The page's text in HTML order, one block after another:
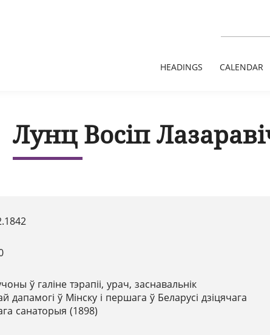
HEADINGS CALENDAR
Лунц Восіп
ў галіне тэрапіі, урач, заснавальнік
дапамогі ў Мінску і першага ў Беларусі дзіцячага
санаторыя (1898)